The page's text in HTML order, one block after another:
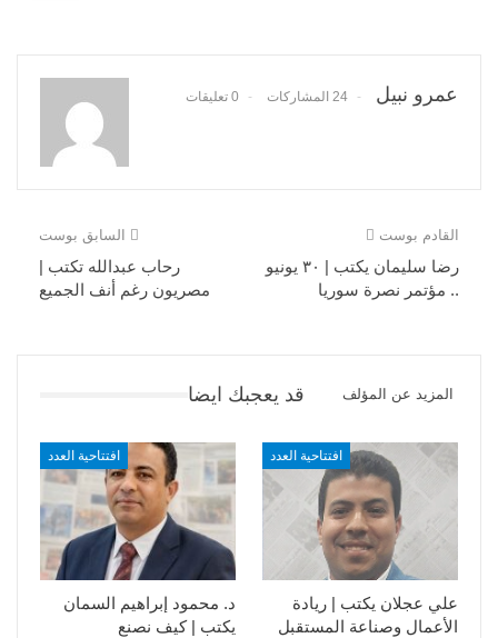
عمرو نبيل 24 المشاركات 0 تعليقات
السابق بوست
رحاب عبدالله تكتب |
مصريون رغم أنف الجميع
القادم بوست
رضا سليمان يكتب | ٣٠ يونيو
.. مؤتمر نصرة سوريا
قد يعجبك ايضا المزيد عن المؤلف
افتتاحية العدد
د. محمود إبراهيم السمان
يكتب | كيف نصنع
افتتاحية العدد
علي عجلان يكتب | ريادة
الأعمال وصناعة المستقبل